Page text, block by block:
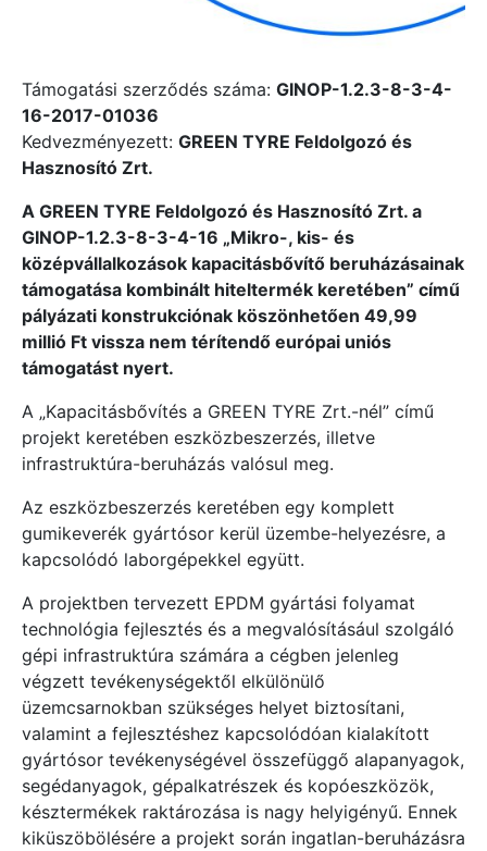
Támogatási szerződés száma: GINOP-1.2.3-8-3-4-
16-2017-01036
Kedvezményezett: GREEN TYRE Feldolgozó és
Hasznosító Zrt.
A GREEN TYRE Feldolgozó és Hasznosító Zrt. a
GINOP-1.2.3-8-3-4-16 „Mikro-, kis- és
középvállalkozások kapacitásbővítő beruházásainak
támogatása kombinált hiteltermék keretében” című
pályázati konstrukciónak köszönhetően 49,99
millió Ft vissza nem térítendő európai uniós
támogatást nyert.
A „Kapacitásbővítés a GREEN TYRE Zrt.-nél” című
projekt keretében eszközbeszerzés, illetve
infrastruktúra-beruházás valósul meg.
Az eszközbeszerzés keretében egy komplett
gumikeverék gyártósor kerül üzembe-helyezésre, a
kapcsolódó laborgépekkel együtt.
A projektben tervezett EPDM gyártási folyamat
technológia fejlesztés és a megvalósításául szolgáló
gépi infrastruktúra számára a cégben jelenleg
végzett tevékenységektől elkülönülő
üzemcsarnokban szükséges helyet biztosítani,
valamint a fejlesztéshez kapcsolódóan kialakított
gyártósor tevékenységével összefüggő alapanyagok,
segédanyagok, gépalkatrészek és kopóeszközök,
késztermékek raktározása is nagy helyigényű. Ennek
kiküszöbölésére a projekt során ingatlan-beruházásra